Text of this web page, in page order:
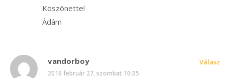
Köszönettel
Ádám
vandorboy
2016 február 27, szombat 10:35
Válasz